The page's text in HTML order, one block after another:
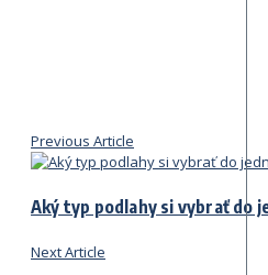
Previous Article
Aký typ podlahy si vybrať do
Next Article